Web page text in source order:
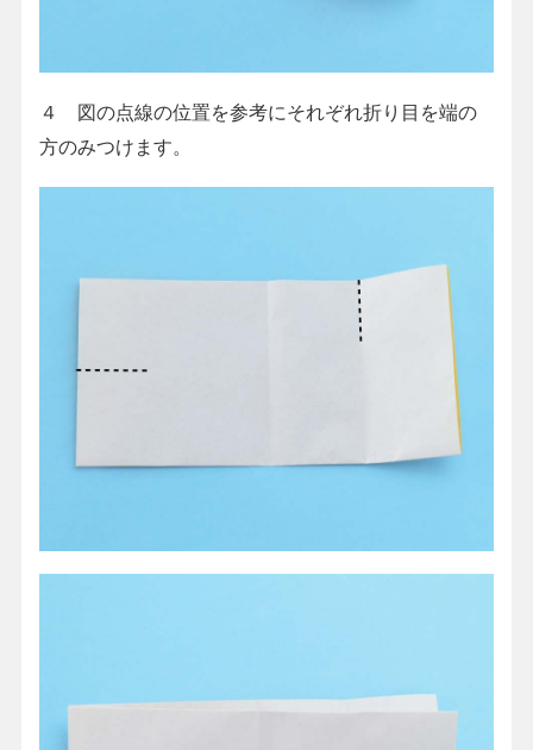
４ 図の点線の位置を参考にそれぞれ折り目を端の
方のみつけます。